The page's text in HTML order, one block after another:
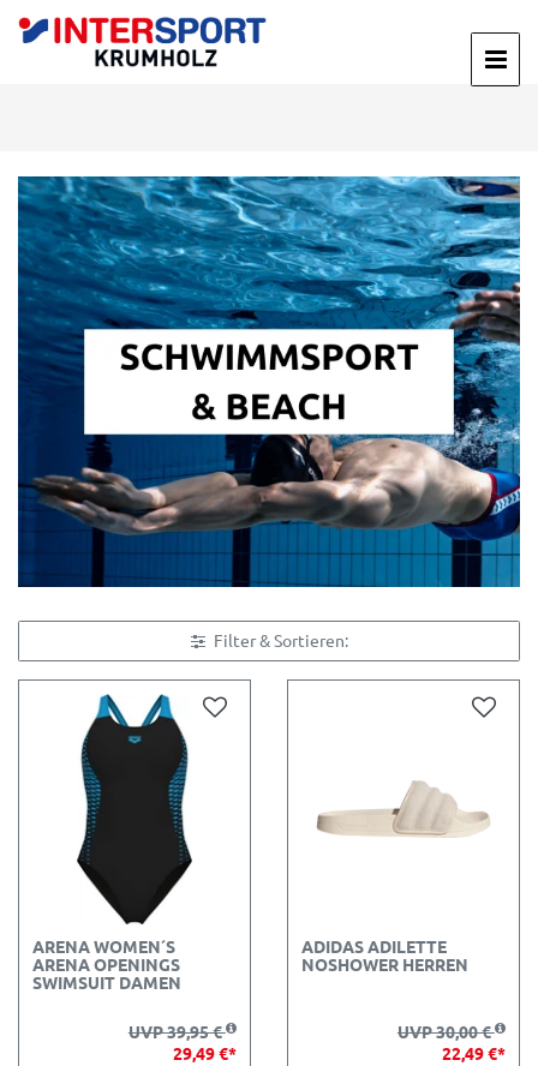
Filter & Sortieren:
ARENA WOMEN´S
ARENA OPENINGS
SWIMSUIT DAMEN
UVP 39,95 €
29,49 €*
ADIDAS ADILETTE
NOSHOWER HERREN
UVP 30,00 €
22,49 €*